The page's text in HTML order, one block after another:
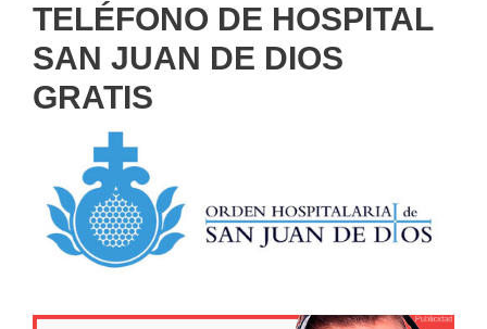
TELÉFONO DE HOSPITAL
SAN JUAN DE DIOS
GRATIS